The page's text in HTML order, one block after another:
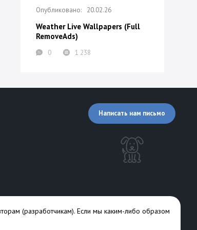
20.02.26
Weather Live Wallpapers (Full
RemoveAds)
0 1 238
Написать нам письмо
(разработчикам). Если мы каким-либо образом